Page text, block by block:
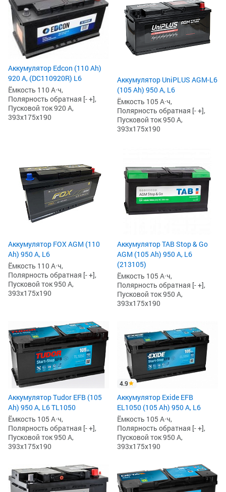
Аккумулятор Edcon (110 Ah)
920 А, (DC110920R) L6
Ёмкость 110 А·ч,
Полярность обратная [- +],
Пусковой ток 920 А,
393x175x190
Аккумулятор UniPLUS AGM-L6
(105 Ah) 950 А, L6
Ёмкость 105 А·ч,
Полярность обратная [- +],
Пусковой ток 950 А,
393x175x190
Аккумулятор FOX AGM (110
Ah) 950 А, L6
Ёмкость 110 А·ч,
Полярность обратная [- +],
Пусковой ток 950 А,
393x175x190
Аккумулятор TAB Stop & Go
AGM (105 Ah) 950 А, L6
(213105)
Ёмкость 105 А·ч,
Полярность обратная [- +],
Пусковой ток 950 А,
393x175x190
Аккумулятор Tudor EFB (105
Ah) 950 А, L6 TL1050
Ёмкость 105 А·ч,
Полярность обратная [- +],
Пусковой ток 950 А,
393x175x190
4.9
Аккумулятор Exide EFB
EL1050 (105 Ah) 950 А, L6
Ёмкость 105 А·ч,
Полярность обратная [- +],
Пусковой ток 950 А,
393x175x190